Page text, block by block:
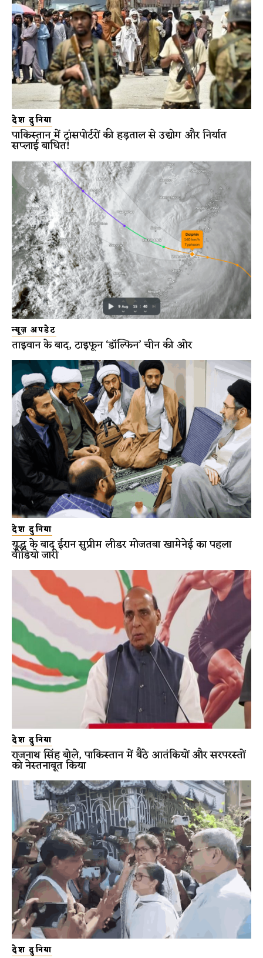
देश दुनिया
पाकिस्तान में ट्रांसपोर्टरों की हड़ताल से उद्योग और निर्यात
सप्लाई बाधित!
न्यूज़ अपडेट
ताइवान के बाद, टाइफून ‘डॉल्फिन’ चीन की ओर
देश दुनिया
युद्ध के बाद ईरान सुप्रीम लीडर मोजतबा खामेनेई का पहला
वीडियो जारी
देश दुनिया
राजनाथ सिंह बोले, पाकिस्तान में बैठे आतंकियों और सरपरस्तों
को नेस्तनाबूत किया
देश दुनिया